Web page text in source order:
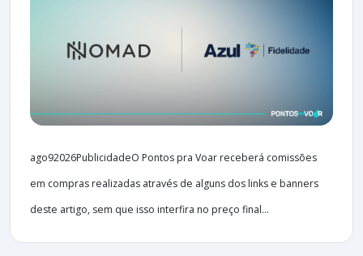
ago92026PublicidadeO Pontos pra Voar receberá comissões
em compras realizadas através de alguns dos links e banners
deste artigo, sem que isso interfira no preço final...